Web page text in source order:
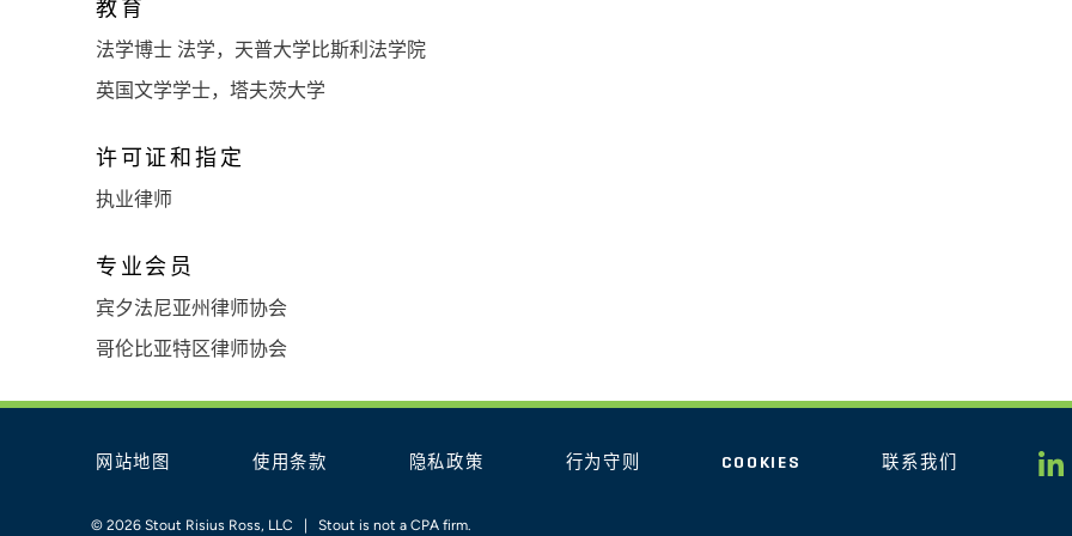
教育
法学博士 法学，天普大学比斯利法学院
英国文学学士，塔夫茨大学
许可证和指定
执业律师
专业会员
宾夕法尼亚州律师协会
哥伦比亚特区律师协会
网站地图 使用条款 隐私政策 行为守则 COOKIES 联系我们
© 2026 Stout Risius Ross, LLC | Stout is not a CPA firm.